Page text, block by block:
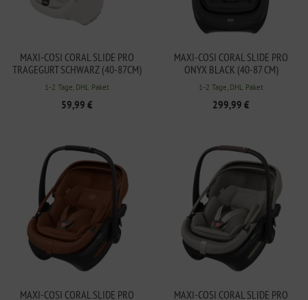
MAXI-COSI CORAL SLIDE PRO
TRAGEGURT SCHWARZ (40-87CM)
1-2 Tage, DHL Paket
59,99 €
MAXI-COSI CORAL SLIDE PRO
ONYX BLACK (40-87 CM)
1-2 Tage, DHL Paket
299,99 €
MAXI-COSI CORAL SLIDE PRO
MAXI-COSI CORAL SLIDE PRO